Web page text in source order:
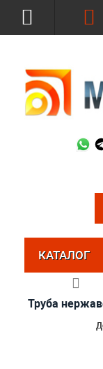
КАТАЛОГ
Труба